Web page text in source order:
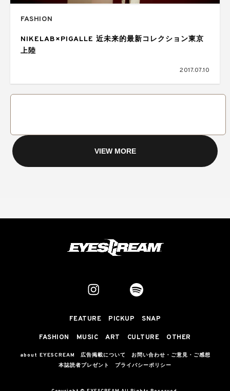
FASHION
NIKELAB×PIGALLE 近未来的最新コレクション東京
上陸
2017.07.10
VIEW MORE
FEATURE PICKUP SNAP
FASHION MUSIC ART CULTURE OTHER
about EYESCREAM 広告掲載について
お問い合わせ・ご意見・ご感想
本誌読者プレゼント
プライバシーポリシー